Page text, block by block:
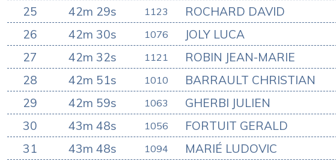
25 42m 29s 1123 ROCHARD DAVID
26 42m 30s 1076 JOLY LUCA
27 42m 32s 1121 ROBIN JEAN-MARIE
28 42m 51s 1010 BARRAULT CHRISTIAN
29 42m 59s 1063 GHERBI JULIEN
30 43m 48s 1056 FORTUIT GERALD
31 43m 48s 1094 MARIÉ LUDOVIC